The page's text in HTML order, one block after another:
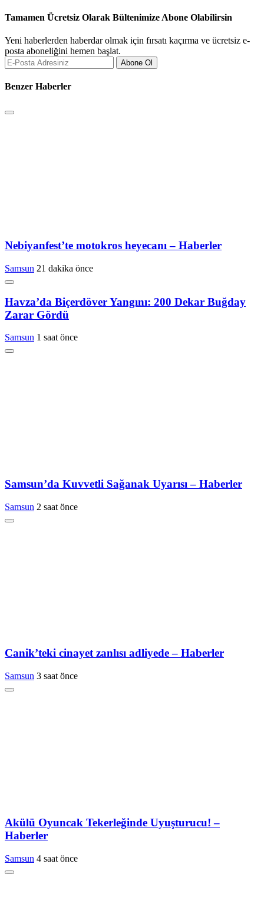
Tamamen Ücretsiz Olarak Bültenimize Abone Olabilirsin
Yeni haberlerden haberdar olmak için fırsatı kaçırma ve ücretsiz e-
posta aboneliğini hemen başlat.
Abone Ol
Benzer Haberler
Nebiyanfest’te motokros heyecanı – Haberler
Samsun 21 dakika önce
Havza’da Biçerdöver Yangını: 200 Dekar Buğday
Zarar Gördü
Samsun 1 saat önce
Samsun’da Kuvvetli Sağanak Uyarısı – Haberler
Samsun 2 saat önce
Canik’teki cinayet zanlısı adliyede – Haberler
Samsun 3 saat önce
Akülü Oyuncak Tekerleğinde Uyuşturucu! –
Haberler
Samsun 4 saat önce